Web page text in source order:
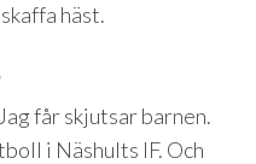
häst.
får skjutsar barnen.
i Näshults IF. Och